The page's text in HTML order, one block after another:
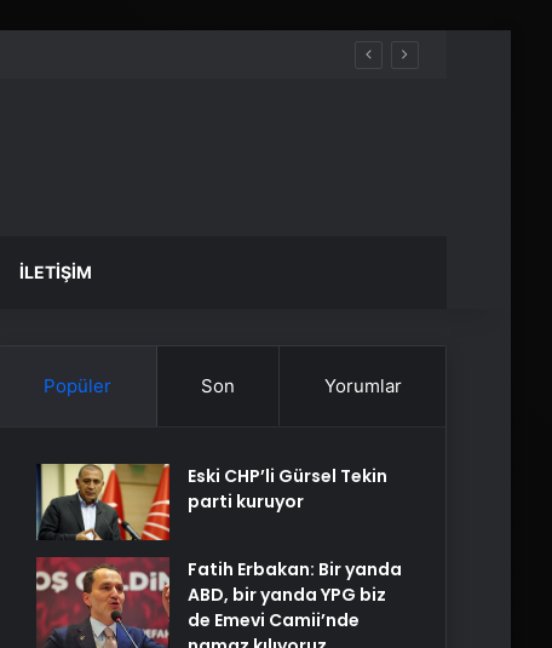
İLETIŞIM
Popüler Son Yorumlar
Eski CHP’li Gürsel Tekin
parti kuruyor
Fatih Erbakan: Bir yanda
ABD, bir yanda YPG biz
de Emevi Camii’nde